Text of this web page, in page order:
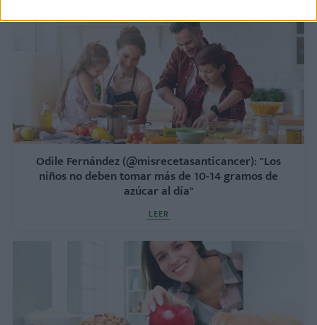
Odile Fernández (@misrecetasanticancer): "Los
niños no deben tomar más de 10-14 gramos de
azúcar al día"
LEER